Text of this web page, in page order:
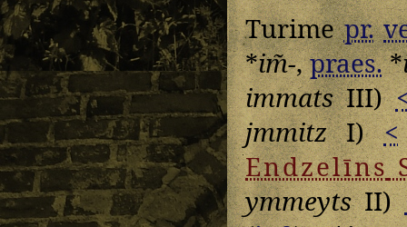
Turimepr.
*im̃-,praes.*
immatsIII)
jmmitzI)<
Endzelīns
ymmeytsII)